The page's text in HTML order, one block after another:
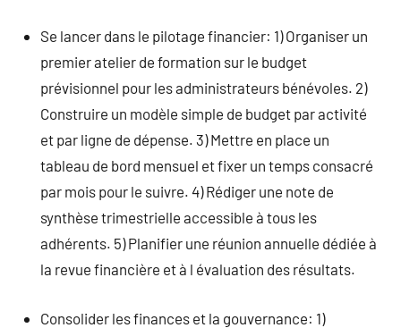
Se lancer dans le pilotage financier: 1) Organiser un
premier atelier de formation sur le budget
prévisionnel pour les administrateurs bénévoles. 2)
Construire un modèle simple de budget par activité
et par ligne de dépense. 3) Mettre en place un
tableau de bord mensuel et fixer un temps consacré
par mois pour le suivre. 4) Rédiger une note de
synthèse trimestrielle accessible à tous les
adhérents. 5) Planifier une réunion annuelle dédiée à
la revue financière et à l évaluation des résultats.
Consolider les finances et la gouvernance: 1)